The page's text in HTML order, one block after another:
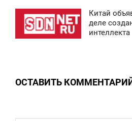
Китай
деле
интеллекта
ОСТАВИТЬ